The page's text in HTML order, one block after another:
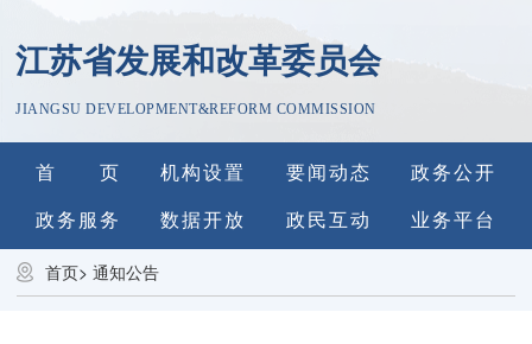
江苏省发展和改革委员会
JIANGSU DEVELOPMENT&REFORM COMMISSION
首 页 机构设置 要闻动态
政务公开
政务服务
数据开放 政民互动 业务平台
首页>通知公告